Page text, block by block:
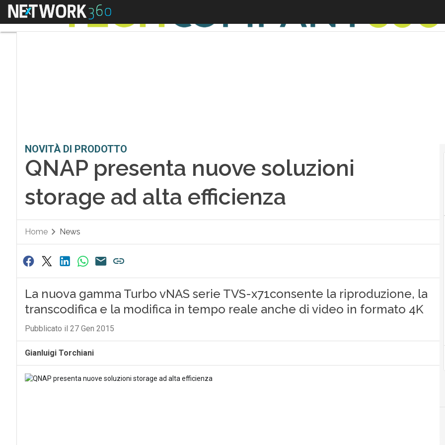
Menu
NOVITÀ DI PRODOTTO
QNAP presenta nuove soluzioni
storage ad alta efficienza
Home News
La nuova gamma Turbo vNAS serie TVS-x71consente la riproduzione, la
transcodifica e la modifica in tempo reale anche di video in formato 4K
Pubblicato il 27 Gen 2015
Gianluigi Torchiani